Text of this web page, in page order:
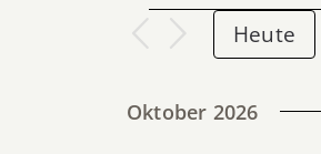
Heute
Oktober 2026